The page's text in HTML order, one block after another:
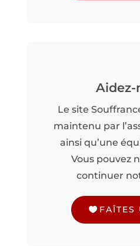
Aidez-
Le site
maintenu par
ainsi qu’une
Vous pouvez
continuer
FAÎTES